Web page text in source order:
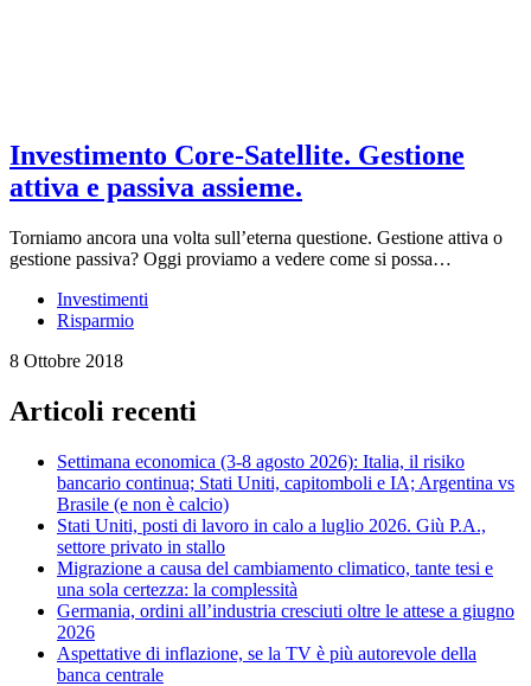
Investimento Core-Satellite. Gestione
attiva e passiva assieme.
Torniamo ancora una volta sull’eterna questione. Gestione attiva o
gestione passiva? Oggi proviamo a vedere come si possa…
Investimenti
Risparmio
8 Ottobre 2018
Articoli recenti
Settimana economica (3-8 agosto 2026): Italia, il risiko
bancario continua; Stati Uniti, capitomboli e IA; Argentina vs
Brasile (e non è calcio)
Stati Uniti, posti di lavoro in calo a luglio 2026. Giù P.A.,
settore privato in stallo
Migrazione a causa del cambiamento climatico, tante tesi e
una sola certezza: la complessità
Germania, ordini all’industria cresciuti oltre le attese a giugno
2026
Aspettative di inflazione, se la TV è più autorevole della
banca centrale